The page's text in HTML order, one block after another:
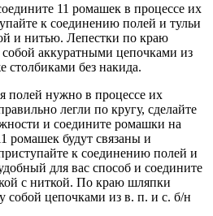
11 ромашек в процессе их
к соединению полей и тульи
и нитью. Лепестки по краю
аккуратными цепочками из
столбиками без накида.
полей нужно в процессе их
легли по кругу, сделайте
и соедините ромашки на
ромашек будут связаны и
к соединению полей и
для вас способ и соедините
с ниткой. По краю шляпки
собой цепочками из в. п. и с. б/н